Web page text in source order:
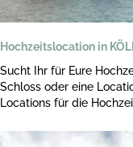
Hochzeitslocation in
Sucht Ihr für Eure
Schloss oder eine
Locations für die